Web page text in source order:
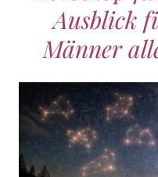
Ausblick
Männer